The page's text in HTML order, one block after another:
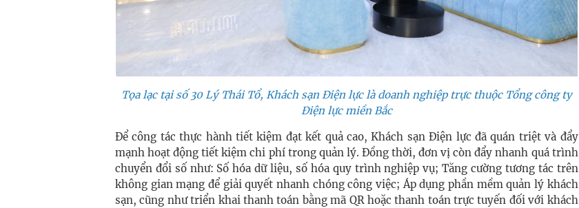
Tọa lạc tại số 30 Lý Thái Tổ, Khách sạn Điện lực là doanh nghiệp trực thuộc Tổng công ty
Điện lực miền Bắc
Để công tác thực hành tiết kiệm đạt kết quả cao, Khách sạn Điện lực đã quán triệt và đẩy
mạnh hoạt động tiết kiệm chi phí trong quản lý. Đồng thời, đơn vị còn đẩy nhanh quá trình
chuyển đổi số như: Số hóa dữ liệu, số hóa quy trình nghiệp vụ; Tăng cường tương tác trên
không gian mạng để giải quyết nhanh chóng công việc; Áp dụng phần mềm quản lý khách
sạn, cũng như triển khai thanh toán bằng mã QR hoặc thanh toán trực tuyến đối với khách